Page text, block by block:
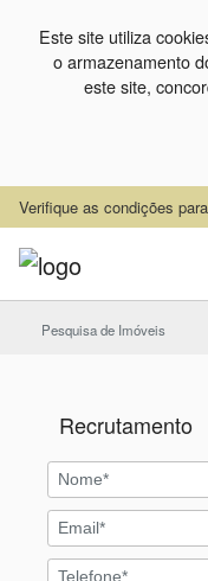
Este site utiliza
o armazenamento
este site,
Verifique as condições
Pesquisa de Imóveis
Recrutamento